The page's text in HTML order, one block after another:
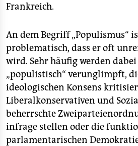
Frankreich.
An dem Begriff „Populismus“
problematisch, dass er oft
wird. Sehr häufig werden
„populistisch“ verunglimpft,
ideologischen Konsens
Liberalkonservativen und
beherrschte
infrage stellen oder die
parlamentarischen